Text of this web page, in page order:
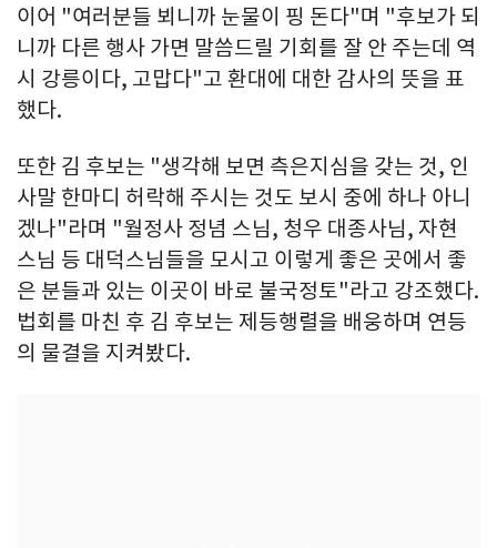
이어 "여러분들 뵈니까 눈물이 핑 돈다"며 "후보가 되
니까 다른 행사 가면 말씀드릴 기회를 잘 안 주는데 역
시 강릉이다, 고맙다"고 환대에 대한 감사의 뜻을 표
했다.
또한 김 후보는 "생각해 보면 측은지심을 갖는 것, 인
사말 한마디 허락해 주시는 것도 보시 중에 하나 아니
겠나"라며 "월정사 정념 스님, 청우 대종사님, 자현
스님 등 대덕스님들을 모시고 이렇게 좋은 곳에서 좋
은 분들과 있는 이곳이 바로 불국정토"라고 강조했다.
법회를 마친 후 김 후보는 제등행렬을 배웅하며 연등
의 물결을 지켜봤다.